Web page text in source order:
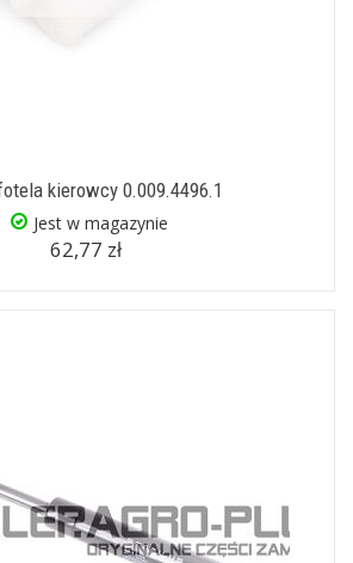
kierowcy 0.009.4496.1
Jest w magazynie
62,77 zł